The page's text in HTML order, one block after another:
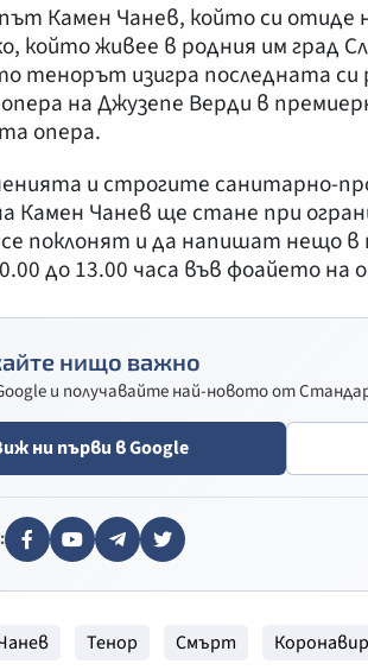
Камен Чанев, който си
който живее в родния им град
тенорът изигра последната си
на Джузепе Верди в
опера.
и строгите санитарно-
Камен Чанев ще стане при
поклонят и да напишат нещо
до 13.00 часа във фоайето
нищо важно
и получавайте най-новото от
ни първи в Google
Тенор Смърт